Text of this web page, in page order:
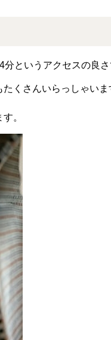
というアクセスの良さ
くさんいらっしゃいま
。